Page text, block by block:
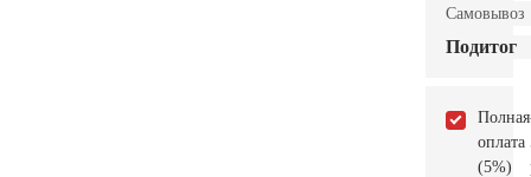
Самовывоз
Подитог
Полная
оплата
(5%)